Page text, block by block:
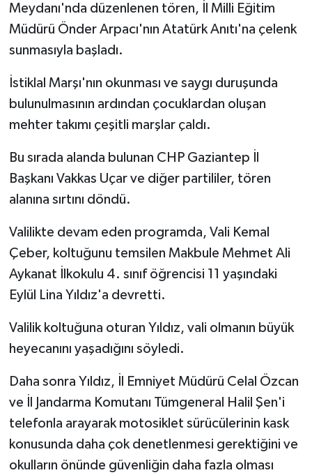
Meydanı'nda düzenlenen tören, İl Milli Eğitim
Müdürü Önder Arpacı'nın Atatürk Anıtı'na çelenk
sunmasıyla başladı.
İstiklal Marşı'nın okunması ve saygı duruşunda
bulunulmasının ardından çocuklardan oluşan
mehter takımı çeşitli marşlar çaldı.
Bu sırada alanda bulunan CHP Gaziantep İl
Başkanı Vakkas Uçar ve diğer partililer, tören
alanına sırtını döndü.
Valilikte devam eden programda, Vali Kemal
Çeber, koltuğunu temsilen Makbule Mehmet Ali
Aykanat İlkokulu 4. sınıf öğrencisi 11 yaşındaki
Eylül Lina Yıldız'a devretti.
Valilik koltuğuna oturan Yıldız, vali olmanın büyük
heyecanını yaşadığını söyledi.
Daha sonra Yıldız, İl Emniyet Müdürü Celal Özcan
ve İl Jandarma Komutanı Tümgeneral Halil Şen'i
telefonla arayarak motosiklet sürücülerinin kask
konusunda daha çok denetlenmesi gerektiğini ve
okulların önünde güvenliğin daha fazla olması